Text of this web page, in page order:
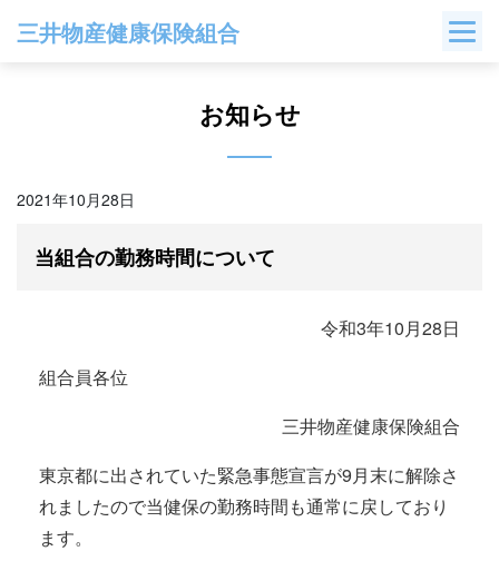
三井物産健康保険組合
お知らせ
2021年10月28日
当組合の勤務時間について
令和3年10月28日
組合員各位
三井物産健康保険組合
東京都に出されていた緊急事態宣言が9月末に解除さ
れましたので当健保の勤務時間も通常に戻しており
ます。